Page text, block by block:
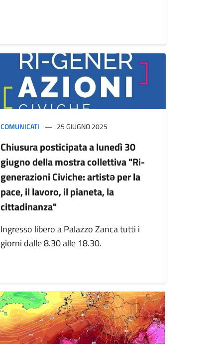
COMUNICATI 25 GIUGNO 2025
Chiusura posticipata a lunedì 30
giugno della mostra collettiva "Ri-
generazioni Civiche: artistə per la
pace, il lavoro, il pianeta, la
cittadinanza"
Ingresso libero a Palazzo Zanca tutti i
giorni dalle 8.30 alle 18.30.